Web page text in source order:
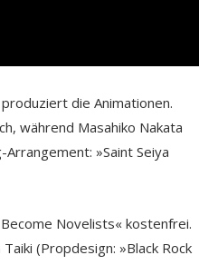
die Animationen.
während Masahiko Nakata
»Saint Seiya
Novelists« kostenfrei.
(Propdesign: »Black Rock